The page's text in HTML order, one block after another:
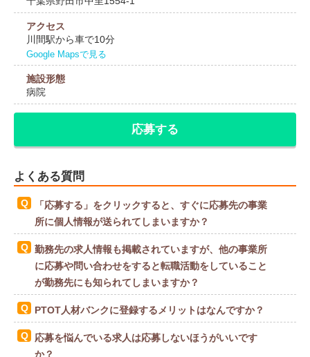
アクセス
川間駅から車で10分
Google Mapsで見る
施設形態
病院
応募する
よくある質問
「応募する」をクリックすると、すぐに応募先の事業
所に個人情報が送られてしまいますか？
勤務先の求人情報も掲載されていますが、他の事業所
に応募や問い合わせをすると転職活動をしていること
が勤務先にも知られてしまいますか？
PTOT人材バンクに登録するメリットはなんですか？
応募を悩んでいる求人は応募しないほうがいいです
か？